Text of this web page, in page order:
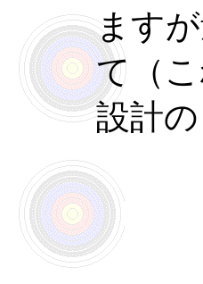
ます
て（
設計